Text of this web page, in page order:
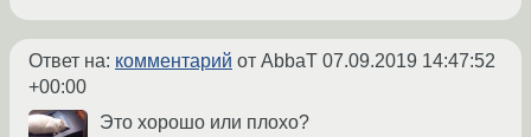
Ответ на: комментарий от AbbaT 07.09.2019 14:47:52
+00:00
Это хорошо или плохо?